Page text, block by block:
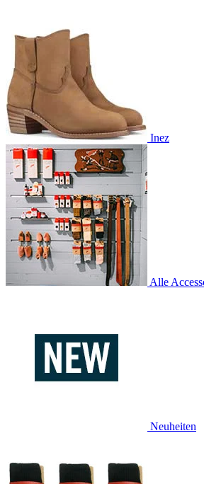
Inez
Alle
Neuheiten